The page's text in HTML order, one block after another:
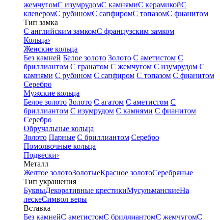
жемчугомС изумрудомС камнямиС керамикойС
клеверомС рубиномС сапфиромС топазомС фианитом
Тип замка
С английским замкомС французским замком
Кольца›
Женские кольца
Без камней Белое золото Золото С аметистом С
бриллиантом С гранатом С жемчугом С изумрудом С
камнями С рубином С сапфиром С топазом С фианитом
Серебро
Мужские кольца
Белое золото Золото С агатом С аметистом С
бриллиантом С изумрудом С камнями С фианитом
Серебро
Обручальные кольца
Золото Парные С бриллиантом Серебро
Помолвочные кольца
Подвески›
Металл
Желтое золотоЗолотыеКрасное золотоСеребряные
Тип украшения
БуквыДекоративные крестикиМусульманскиеНа
лескеСимвол веры
Вставка
Без камнейС аметистомС бриллиантомС жемчугомС